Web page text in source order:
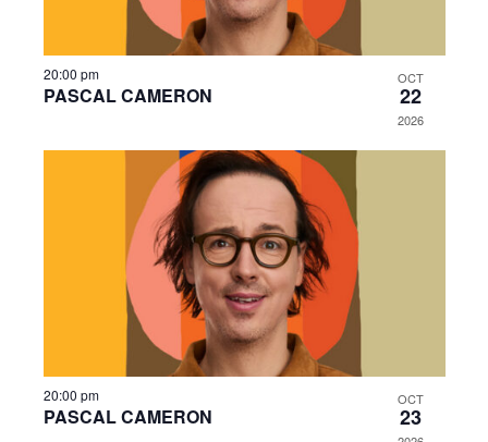
20:00 pm
PASCAL CAMERON
OCT
22
2026
20:00 pm
PASCAL CAMERON
OCT
23